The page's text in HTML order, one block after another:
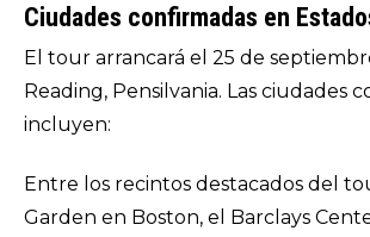
Ciudades confirmadas en
El tour arrancará el 25 de
Reading, Pensilvania. Las ciudades
incluyen:
Entre los recintos destacados del
Garden en Boston, el Barclays